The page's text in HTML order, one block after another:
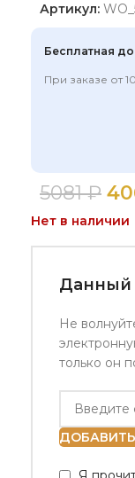
Артикул:
Бесплатная
При заказе от
5081₽
Нет в наличии
Данный
Не
только он